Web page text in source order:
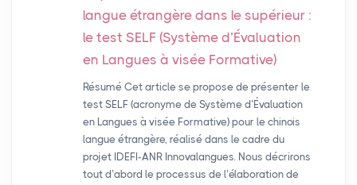
langue étrangère dans le supérieur :
le test SELF (Système d’Évaluation
en Langues à visée Formative)
Résumé Cet article se propose de présenter le
test SELF (acronyme de Système d’Évaluation
en Langues à visée Formative) pour le chinois
langue étrangère, réalisé dans le cadre du
projet IDEFI-ANR Innovalangues. Nous décrirons
tout d’abord le processus de l’élaboration de